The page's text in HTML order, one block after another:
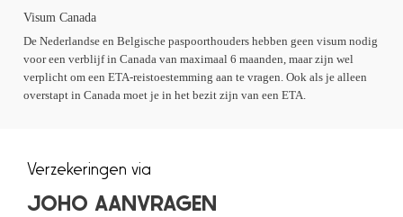
Visum Canada
De Nederlandse en Belgische paspoorthouders hebben geen visum nodig
voor een verblijf in Canada van maximaal 6 maanden, maar zijn wel
verplicht om een ETA-reistoestemming aan te vragen. Ook als je alleen
overstapt in Canada moet je in het bezit zijn van een ETA.
Verzekeringen via
JOHO AANVRAGEN